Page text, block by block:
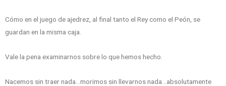
Cómo en el juego de ajedrez, al final tanto el Rey como el Peón, se
guardan en la misma caja.
Vale la pena examinarnos sobre lo que hemos hecho.
Nacemos sin traer nada…morimos sin llevarnos nada…absolutamente